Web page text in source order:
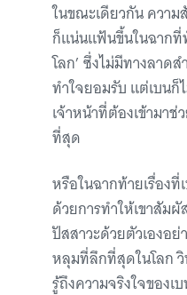
ในขณะเดียวกัน ความ
ก็แน่นแฟ้นขึ้นในฉาก
โลก’ ซึ่งไม่มีทางลาดส
ทำใจยอมรับ แต่เบน
เจ้าหน้าที่ต้องเข้ามาช่
ที่สุด
หรือในฉากท้ายเรื่องที่
ด้วยการทำให้เขาสัม
ปัสสาวะด้วยตัวเองอ
หลุมที่ลึกที่สุดในโลก วิ
รู้ถึงความจริงใจของ